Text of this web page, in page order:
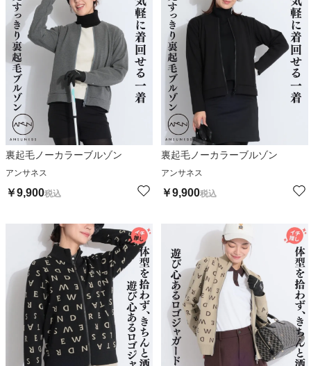
裏起毛ノーカラーブルゾン
アンサネス
￥9,900税込
裏起毛ノーカラーブルゾン
アンサネス
￥9,900税込